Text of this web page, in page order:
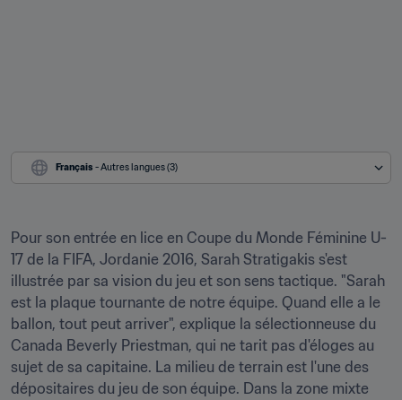
Français - Autres langues (3)
Pour son entrée en lice en Coupe du Monde Féminine U-
17 de la FIFA, Jordanie 2016, Sarah Stratigakis s'est
illustrée par sa vision du jeu et son sens tactique. "Sarah
est la plaque tournante de notre équipe. Quand elle a le
ballon, tout peut arriver", explique la sélectionneuse du
Canada Beverly Priestman, qui ne tarit pas d'éloges au
sujet de sa capitaine. La milieu de terrain est l'une des
dépositaires du jeu de son équipe. Dans la zone mixte